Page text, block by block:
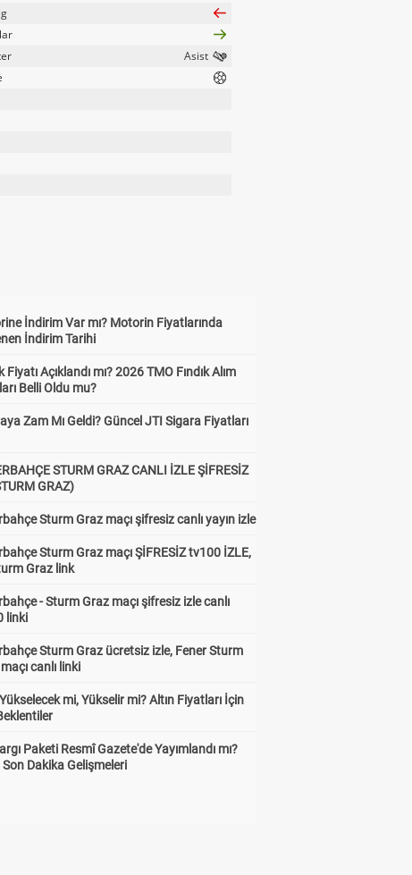
İndirim Var mı? Motorin Fiyatlarında
İndirim Tarihi
Fiyatı Açıklandı mı? 2026 TMO Fındık Alım
Belli Oldu mu?
Zam Mı Geldi? Güncel JTI Sigara Fiyatları
STURM GRAZ CANLI İZLE ŞİFRESİZ
GRAZ)
Sturm Graz maçı şifresiz canlı yayın izle
Sturm Graz maçı ŞİFRESİZ tv100 İZLE,
Graz link
- Sturm Graz maçı şifresiz izle canlı
linki
Sturm Graz ücretsiz izle, Fener Sturm
canlı linki
mi, Yükselir mi? Altın Fiyatları İçin
Paketi Resmî Gazete'de Yayımlandı mı?
Dakika Gelişmeleri